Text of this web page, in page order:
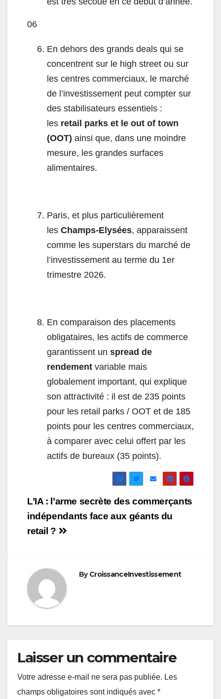
06
En dehors des grands deals qui se
concentrent sur le high street ou sur
les centres commerciaux, le marché
de l’investissement peut compter sur
des stabilisateurs essentiels :
les retail parks et le out of town
(OOT) ainsi que, dans une moindre
mesure, les grandes surfaces
alimentaires.
Paris, et plus particulièrement
les Champs-Elysées, apparaissent
comme les superstars du marché de
l’investissement au terme du 1er
trimestre 2026.
En comparaison des placements
obligataires, les actifs de commerce
garantissent un spread de
rendement variable mais
globalement important, qui explique
son attractivité : il est de 235 points
pour les retail parks / OOT et de 185
points pour les centres commerciaux,
à comparer avec celui offert par les
actifs de bureaux (35 points).
Navigation
de
l’article
L’IA : l’arme secrète des commerçants
indépendants face aux géants du
retail ?
ByCroissanceInvestissement
Laisser un commentaire
Votre adresse e-mail ne sera pas publiée. Les
champs obligatoires sont indiqués avec *